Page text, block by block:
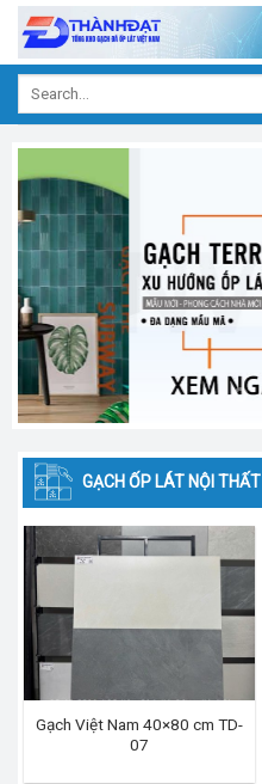
Skip
content
GẠCH ỐP LÁT NỘI THẤT
Gạch Việt Nam 40×80 cm TD-
07